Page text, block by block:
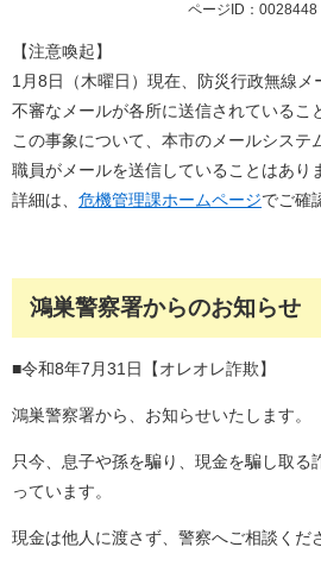
ページID：0028448
【注意喚起】
1月8日（木曜日）現在、防災行政無線メ
不審なメールが各所に送信されているこ
この事象について、本市のメールシステ
職員がメールを送信していることはあり
詳細は、 危機管理課ホームページでご確
鴻巣警察署からのお知らせ
■令和8年7月31日【オレオレ詐欺】
鴻巣警察署から、お知らせいたします。
只今、息子や孫を騙り、現金を騙し取る
っています。
現金は他人に渡さず、警察へご相談くだ